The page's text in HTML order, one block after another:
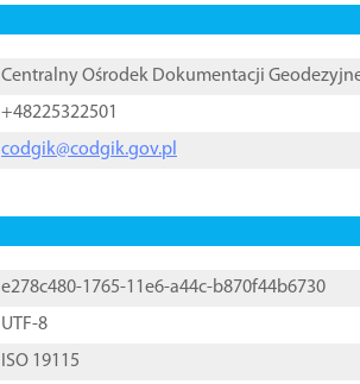
Centralny Ośrodek Dokumentacji
+48225322501
codgik@codgik.gov.pl
e278c480-1765-11e6-a44c-b870f44b6730
UTF-8
ISO 19115